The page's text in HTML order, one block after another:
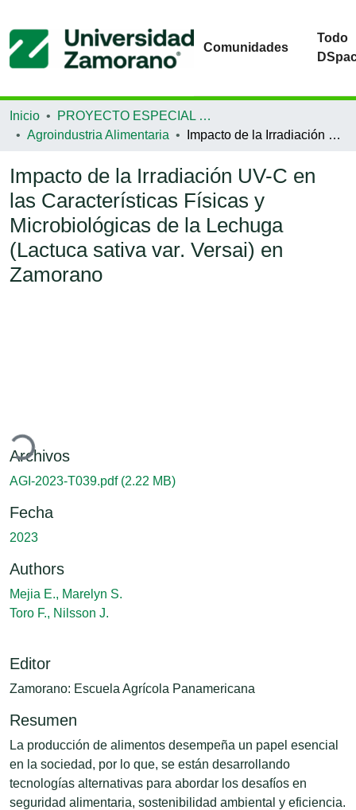
Comunidades
Todo
Inicio
PROYECTO ESPECIAL DE GRADUACIÓN
Agroindustria Alimentaria
Impacto de la Irradiación UV-C en las Características Físicas y Microbiológicas de la Lechuga (Lactuca sativa var. Versai) en Zamorano
Impacto de la Irradiación UV-C en
las Características Físicas y
Microbiológicas de la Lechuga
(Lactuca sativa var. Versai) en
Zamorano
Archivos
AGI-2023-T039.pdf (2.22 MB)
Fecha
2023
Authors
Mejia E., Marelyn S.
Toro F., Nilsson J.
Editor
Zamorano: Escuela Agrícola Panamericana
Resumen
La producción de alimentos desempeña un papel esencial
en la sociedad, por lo que, se están desarrollando
tecnologías alternativas para abordar los desafíos en
seguridad alimentaria, sostenibilidad ambiental y eficiencia.